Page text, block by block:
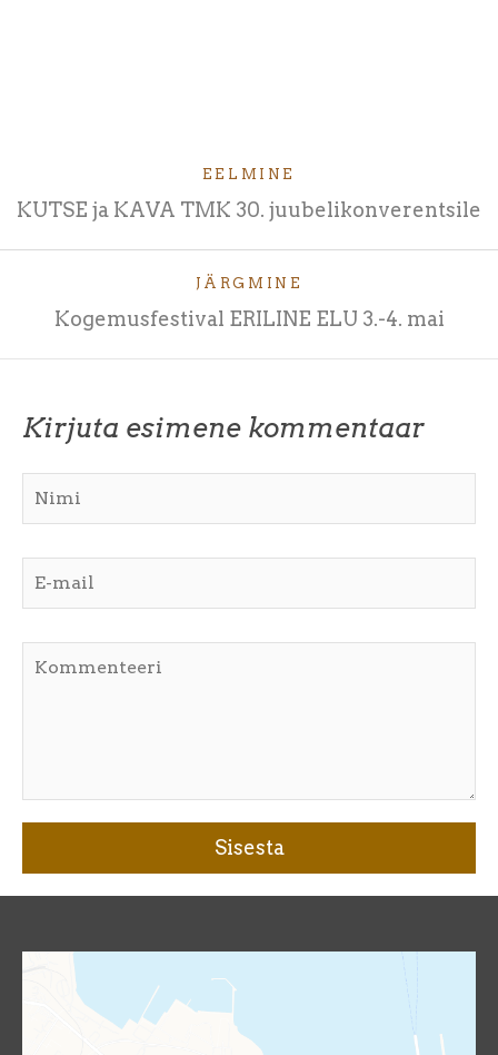
EELMINE
KUTSE ja KAVA TMK 30. juubelikonverentsile
JÄRGMINE
Kogemusfestival ERILINE ELU 3.-4. mai
Kirjuta esimene kommentaar